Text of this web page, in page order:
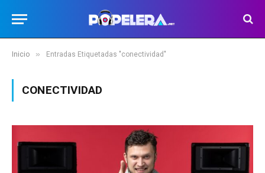
Inicio » Entradas Etiquetadas "conectividad"
CONECTIVIDAD